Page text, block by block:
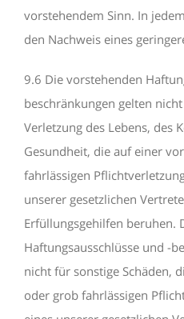
vorstehendem Sinn. In
den Nachweis eines
9.6 Die vorstehenden
beschränkungen gelten
Verletzung des Lebens, des
Gesundheit, die auf einer
fahrlässigen
unserer gesetzlichen
Erfüllungsgehilfen beruhen.
Haftungsausschlüsse und -
nicht für sonstige Schäden,
oder grob fahrlässigen